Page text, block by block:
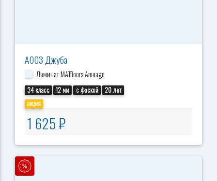
А003 Джуба
Ламинат MATfloors Amoage
34 класс 12 мм с фаской
20 лет
акция
1 625 ₽